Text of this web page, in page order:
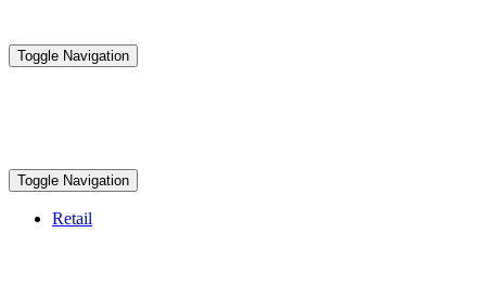
Toggle Navigation
Toggle Navigation
Retail